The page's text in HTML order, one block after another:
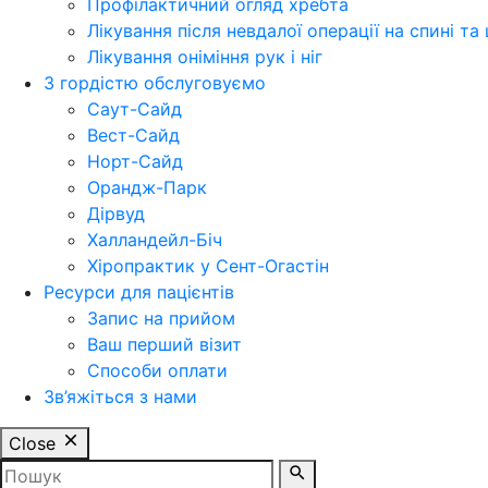
Профілактичний огляд хребта
Лікування після невдалої операції на спині та
Лікування оніміння рук і ніг
З гордістю обслуговуємо
Саут-Сайд
Вест-Сайд
Норт-Сайд
Орандж-Парк
Дірвуд
Халландейл-Біч
Хіропрактик у Сент-Огастін
Ресурси для пацієнтів
Запис на прийом
Ваш перший візит
Способи оплати
Зв’яжіться з нами
Close